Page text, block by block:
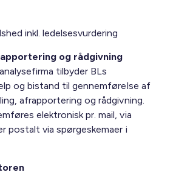
inkl. ledelsesvurdering
og rådgivning
tilbyder BLs
og bistand til gennemførelse af
afrapportering og rådgivning.
elektronisk pr. mail, via
postalt via spørgeskemaer i